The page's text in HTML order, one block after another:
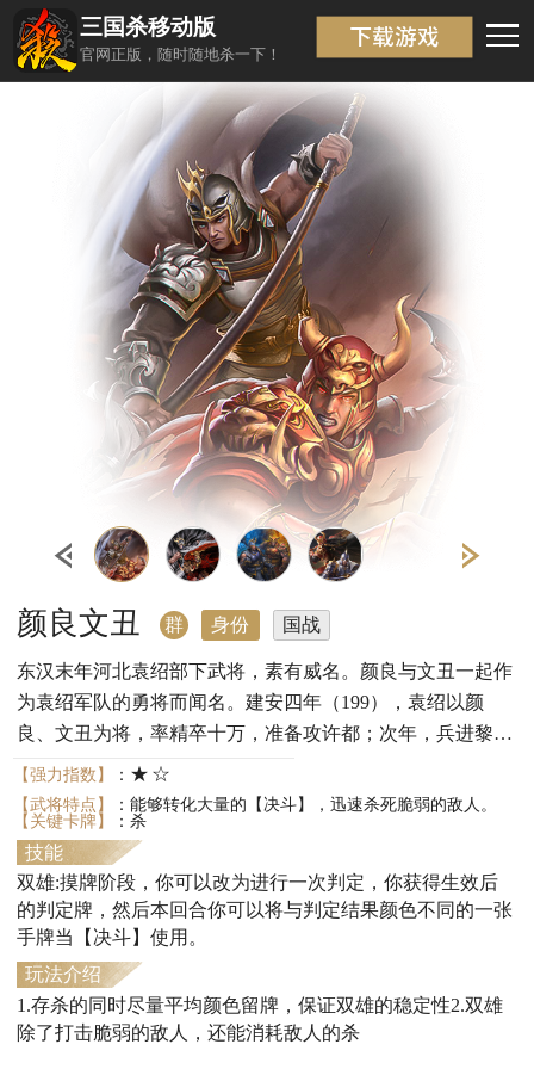
三国杀移动版
官网正版，随时随地杀一下！
返回
颜良文丑 群 身份 国战
东汉末年河北袁绍部下武将，素有威名。颜良与文丑一起作
为袁绍军队的勇将而闻名。建安四年（199），袁绍以颜
良、文丑为将，率精卒十万，准备攻许都；次年，兵进黎
阳，遣颜良攻白马。终均亡于关羽刀下。
【强力指数】 ： ★☆
【武将特点】
：能够转化大量的【决斗】，迅速杀死脆弱的敌人。
【关键卡牌】
：杀
技能
双雄:摸牌阶段，你可以改为进行一次判定，你获得生效后
的判定牌，然后本回合你可以将与判定结果颜色不同的一张
手牌当【决斗】使用。
玩法介绍
1.存杀的同时尽量平均颜色留牌，保证双雄的稳定性2.双雄
除了打击脆弱的敌人，还能消耗敌人的杀